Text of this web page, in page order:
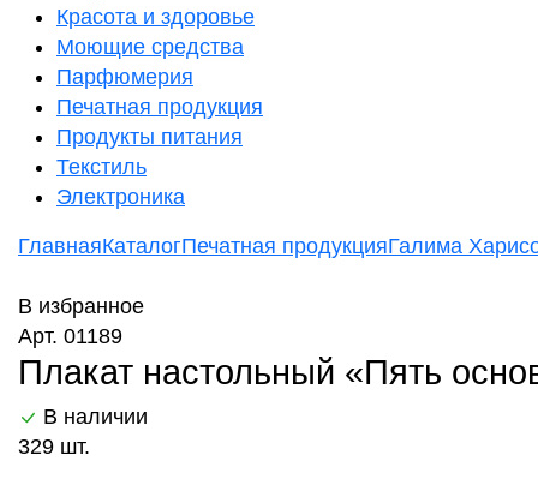
Красота и здоровье
Моющие средства
Парфюмерия
Печатная продукция
Продукты питания
Текстиль
Электроника
ГлавнаяКаталогПечатная продукцияГалима
В избранное
Арт. 01189
Плакат настольный «Пять
В наличии
329 шт.